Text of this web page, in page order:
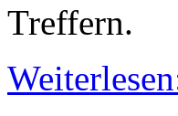
Treffern.